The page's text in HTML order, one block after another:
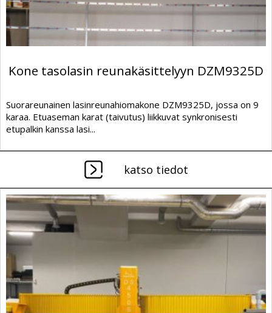
Kone tasolasin reunakäsittelyyn DZM9325D
Suorareunainen lasinreunahiomakone DZM9325D, jossa on 9
karaa. Etuaseman karat (taivutus) liikkuvat synkronisesti
etupalkin kanssa lasi...
katso tiedot